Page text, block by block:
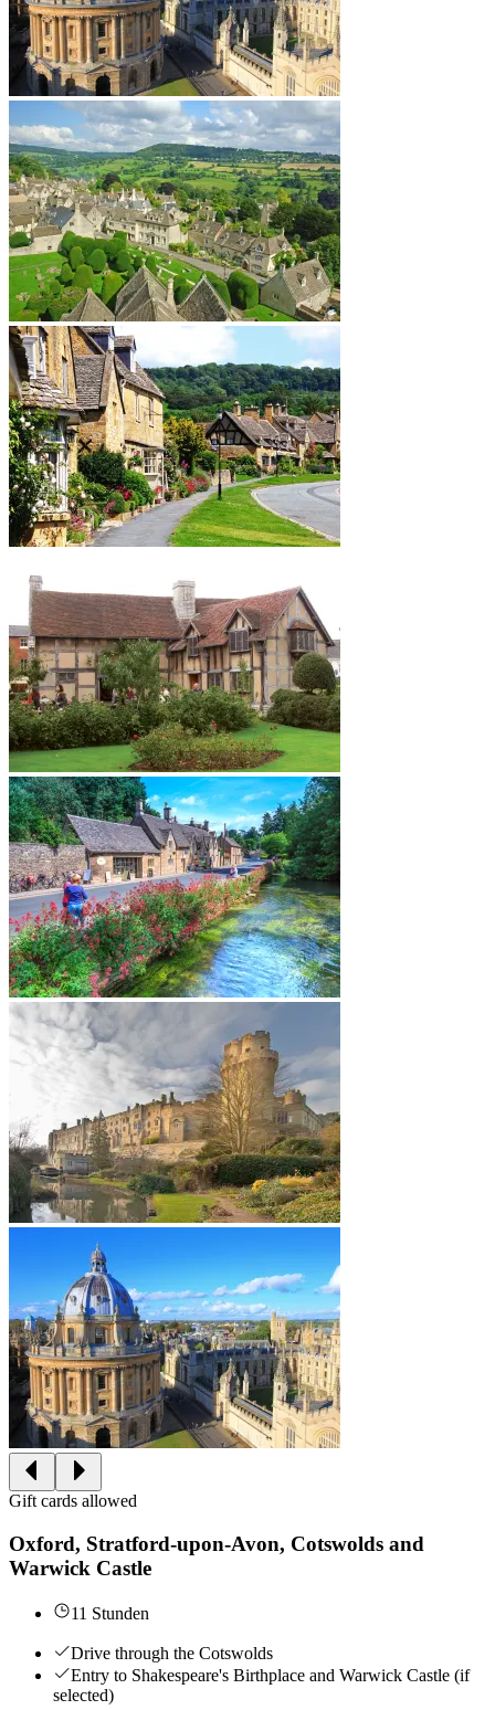
Gift cards allowed
Oxford, Stratford-upon-Avon, Cotswolds and
Warwick Castle
11 Stunden
Drive through the Cotswolds
Entry to Shakespeare's Birthplace and Warwick Castle (if
selected)